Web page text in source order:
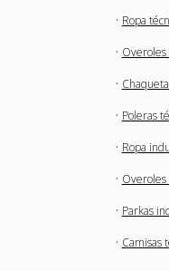
· Ropa
· Overoles
·
· Poleras
· Ropa
· Overoles
· Parkas
· Camisas